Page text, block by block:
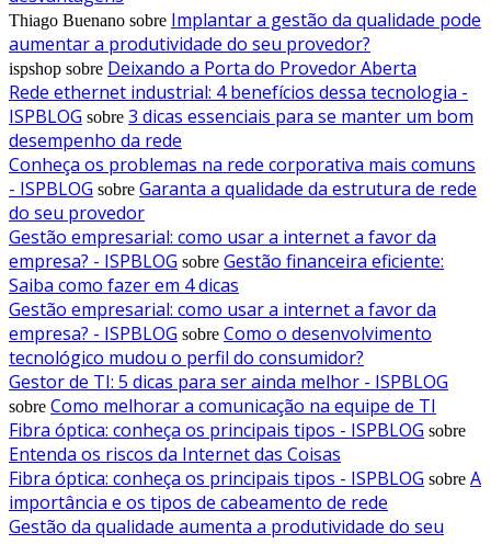
Thiago Buenano sobre Implantar a gestão da qualidade pode
aumentar a produtividade do seu provedor?
ispshop sobre Deixando a Porta do Provedor Aberta
Rede ethernet industrial: 4 benefícios dessa tecnologia -
ISPBLOG sobre 3 dicas essenciais para se manter um bom
desempenho da rede
Conheça os problemas na rede corporativa mais comuns
- ISPBLOG sobre Garanta a qualidade da estrutura de rede
do seu provedor
Gestão empresarial: como usar a internet a favor da
empresa? - ISPBLOG sobre Gestão financeira eficiente:
Saiba como fazer em 4 dicas
Gestão empresarial: como usar a internet a favor da
empresa? - ISPBLOG sobre Como o desenvolvimento
tecnológico mudou o perfil do consumidor?
Gestor de TI: 5 dicas para ser ainda melhor - ISPBLOG
sobre Como melhorar a comunicação na equipe de TI
Fibra óptica: conheça os principais tipos - ISPBLOG sobre
Entenda os riscos da Internet das Coisas
Fibra óptica: conheça os principais tipos - ISPBLOG sobre A
importância e os tipos de cabeamento de rede
Gestão da qualidade aumenta a produtividade do seu